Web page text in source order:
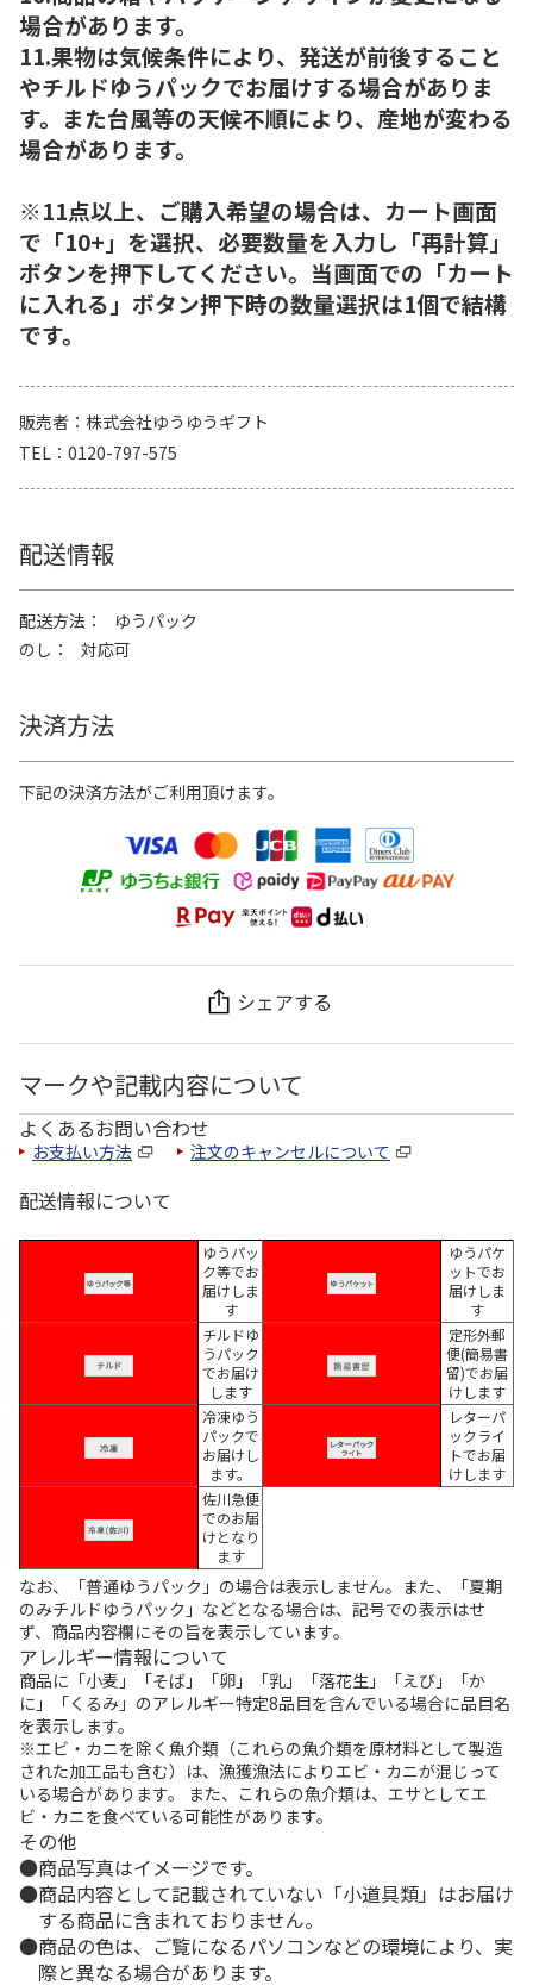
場合があります。
11.果物は気候条件により、発送が前後すること
やチルドゆうパックでお届けする場合がありま
す。また台風等の天候不順により、産地が変わる
場合があります。
※11点以上、ご購入希望の場合は、カート画面
で「10+」を選択、必要数量を入力し「再計算」
ボタンを押下してください。当画面での「カート
に入れる」ボタン押下時の数量選択は1個で結構
です。
販売者
株式会社ゆうゆうギフト
TEL
0120-797-575
配送情報
配送方法
ゆうパック
のし
対応可
決済方法
下記の決済方法がご利用頂けます。
シェアする
マークや記載内容について
よくあるお問い合わせ
お支払い方法 注文のキャンセルについて
配送情報について
ゆうパッ
ク等でお
届けしま
す
ゆうパケ
ットでお
届けしま
す
チルドゆ
うパック
でお届け
します
定形外郵
便(簡易書
留)でお届
けします
冷凍ゆう
パックで
お届けし
ます。
レターパ
ックライ
トでお届
けします
佐川急便
でのお届
けとなり
ます
なお、「普通ゆうパック」の場合は表示しません。また、「夏期
のみチルドゆうパック」などとなる場合は、記号での表示はせ
ず、商品内容欄にその旨を表示しています。
アレルギー情報について
商品に「小麦」「そば」「卵」「乳」「落花生」「えび」「か
に」「くるみ」のアレルギー特定8品目を含んでいる場合に品目名
を表示します。
※エビ・カニを除く魚介類（これらの魚介類を原材料として製造
された加工品も含む）は、漁獲漁法によりエビ・カニが混じって
いる場合があります。 また、これらの魚介類は、エサとしてエ
ビ・カニを食べている可能性があります。
その他
商品写真はイメージです。
商品内容として記載されていない「小道具類」はお届け
する商品に含まれておりません。
商品の色は、ご覧になるパソコンなどの環境により、実
際と異なる場合があります。